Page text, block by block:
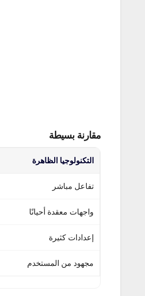
مقارنة بسيطة
التكنولوجيا الظاهرة
تفاعل مباشر
واجهات معقدة أحيانًا
إعدادات كثيرة
مجهود من المستخدم